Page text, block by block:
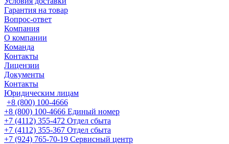
Гарантия на товар
Вопрос-ответ
Компания
О компании
Команда
Контакты
Лицензии
Документы
Контакты
Юридическим лицам
+8 (800) 100-4666
+8 (800) 100-4666 Единый номер
+7 (4112) 355-472 Отдел сбыта
+7 (4112) 355-367 Отдел сбыта
+7 (924) 765-70-19 Сервисный центр